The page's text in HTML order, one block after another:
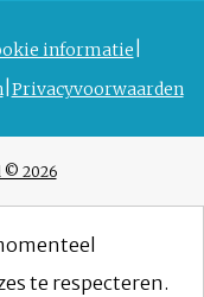
informatie
Privacyvoorwaarden
© 2026
te respecteren.